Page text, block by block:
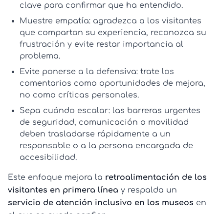
clave para confirmar que ha entendido.
Muestre empatía: agradezca a los visitantes
que compartan su experiencia, reconozca su
frustración y evite restar importancia al
problema.
Evite ponerse a la defensiva: trate los
comentarios como oportunidades de mejora,
no como críticas personales.
Sepa cuándo escalar: las barreras urgentes
de seguridad, comunicación o movilidad
deben trasladarse rápidamente a un
responsable o a la persona encargada de
accesibilidad.
Este enfoque mejora la retroalimentación de los
visitantes en primera línea y respalda un
servicio de atención inclusivo en los museos en